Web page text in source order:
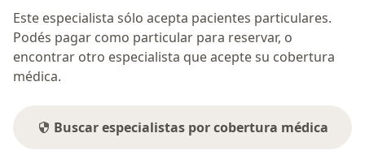
Este especialista sólo acepta pacientes particulares.
Podés pagar como particular para reservar, o
encontrar otro especialista que acepte su cobertura
médica.
Buscar especialistas por cobertura médica